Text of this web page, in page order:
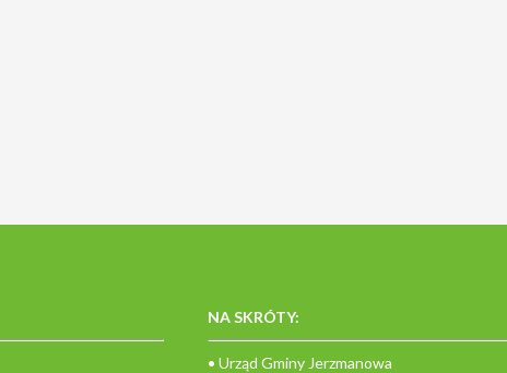
NA SKRÓTY:
• Urząd Gminy Jerzmanowa